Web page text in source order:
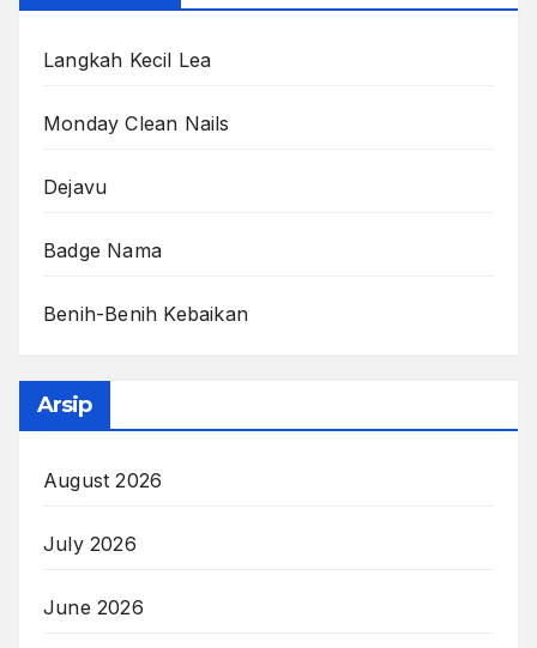
Langkah Kecil Lea
Monday Clean Nails
Dejavu
Badge Nama
Benih-Benih Kebaikan
Arsip
August 2026
July 2026
June 2026